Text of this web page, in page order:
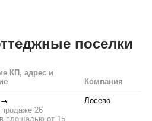
поселки
КП, адрес и
Компания
продаже 26
площадью от 15
Лосево